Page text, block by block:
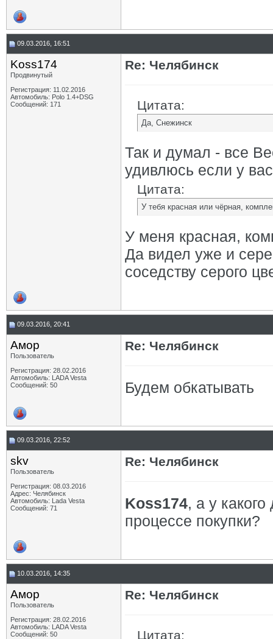
09.03.2016, 16:51
Koss174
Продвинутый
Регистрация: 11.02.2016
Автомобиль: Polo 1.4+DSG
Сообщений: 171
Re: Челябинск
Цитата:
Да, Снежинск
Так и думал - все
удивлюсь если у
Цитата:
У тебя красная или чёрная,
У меня красная,
Да видел уже и
соседству серого
09.03.2016, 20:41
Амор
Пользователь
Регистрация: 28.02.2016
Автомобиль: LADA Vesta
Сообщений: 50
Re: Челябинск
Будем обкатывать
09.03.2016, 22:52
skv
Пользователь
Регистрация: 08.03.2016
Адрес: Челябинск
Автомобиль: Lada Vesta
Сообщений: 71
Re: Челябинск
Koss174, а у
процессе покупки?
10.03.2016, 14:35
Амор
Пользователь
Регистрация: 28.02.2016
Автомобиль: LADA Vesta
Сообщений: 50
Re: Челябинск
Цитата: